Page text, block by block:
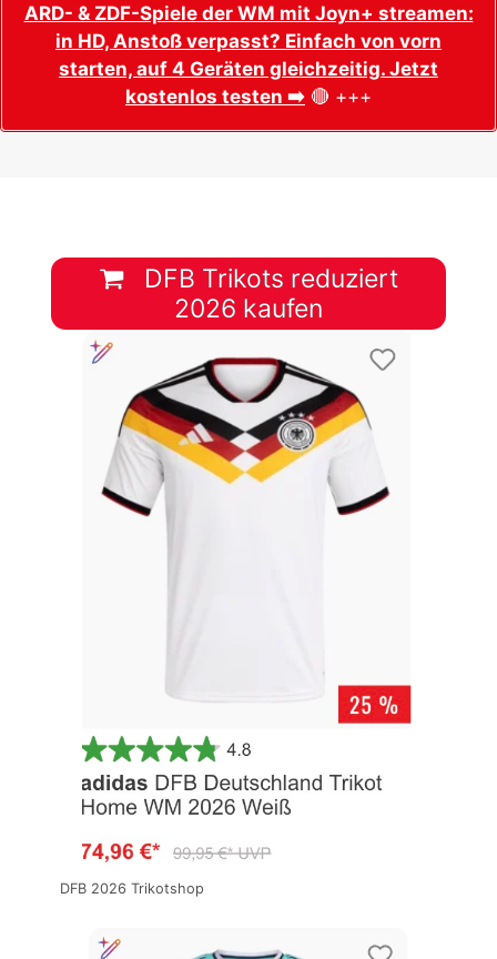
ARD- & ZDF-Spiele der WM mit Joyn+ streamen:
in HD, Anstoß verpasst? Einfach von vorn
starten, auf 4 Geräten gleichzeitig. Jetzt
kostenlos testen ➡️ 🔴 +++
DFB Trikots reduziert
2026 kaufen
DFB 2026 Trikotshop